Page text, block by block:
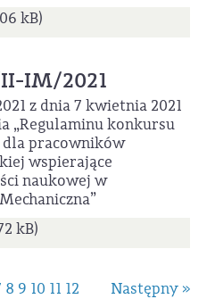
kB)
IM/2021
z dnia 7 kwietnia 2021
„Regulaminu konkursu
pracowników
wspierające
naukowej w
kB)
Następny »
8 9 10 11 12